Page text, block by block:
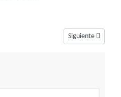
14, un número de superación
Artículo siguiente:
Siguiente